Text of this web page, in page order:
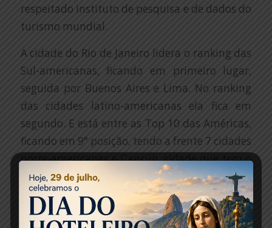
respeitado instituto de pesquisa e de dados do
turismo mundial.
A cidade do Rio de Janeiro lidera o ranking das
Sul-americanas, ficando em primeiro lugar,
seguida por Buenos Aires e Lima. No ranking
das cidades latino-americanas ela fica em
segundo. E está entre as Top 10 das Américas,
ficando em 9° posição, tendo a frente 7 cidades
norte-americanas e Cancún, cidade que tem o
maior fluxo a partir do próprio Estados
Unidos.
Além de apontar o número de visitantes o